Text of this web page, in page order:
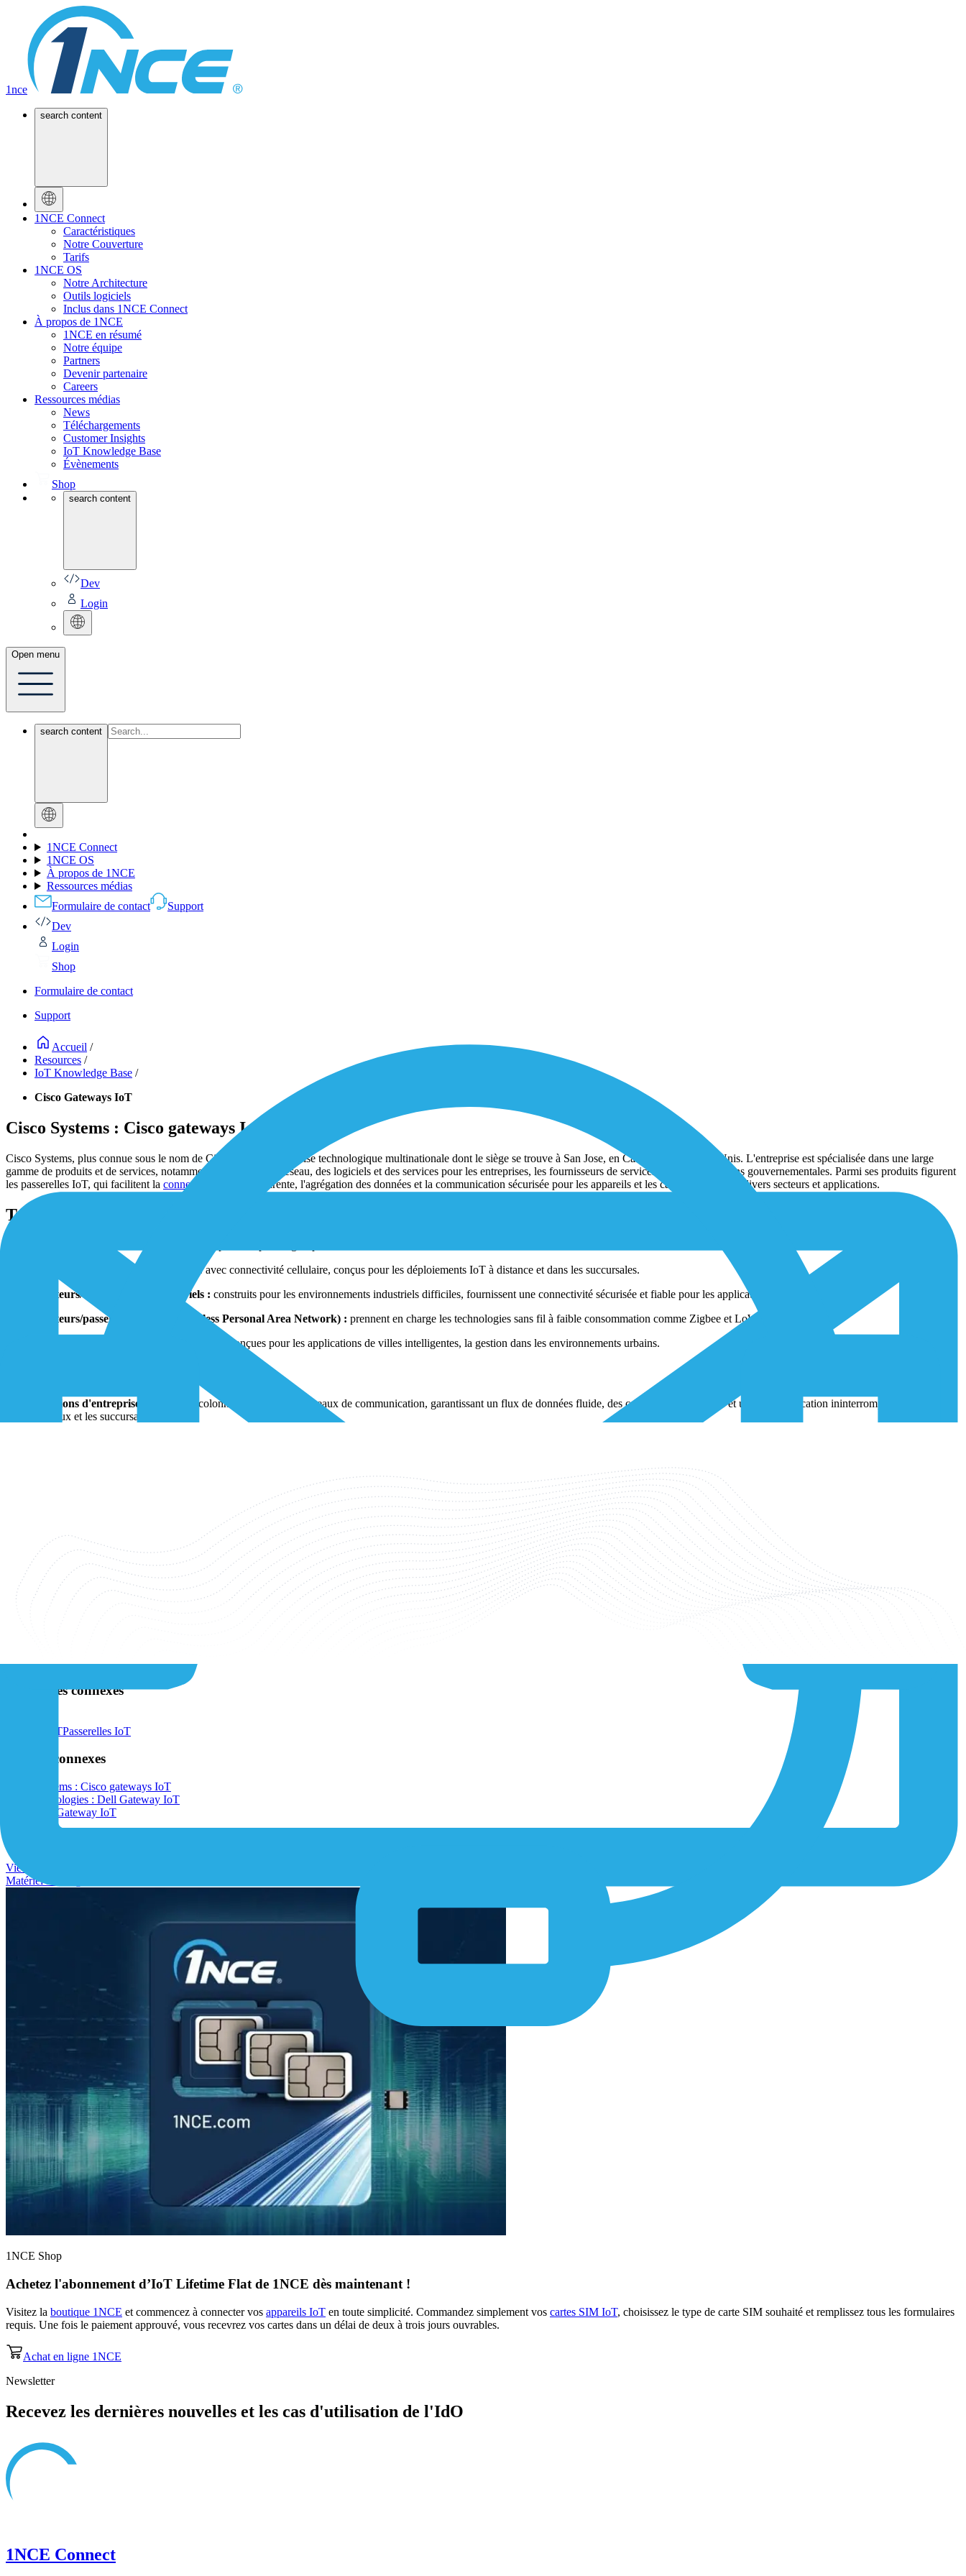
1nce
search content
1NCE Connect
Caractéristiques
Notre Couverture
Tarifs
1NCE OS
Notre Architecture
Outils logiciels
Inclus dans 1NCE Connect
À propos de 1NCE
1NCE en résumé
Notre équipe
Partners
Devenir partenaire
Careers
Ressources médias
News
Téléchargements
Customer Insights
IoT Knowledge Base
Évènements
Shop
search content
Dev
Login
Open menu
search content
1NCE Connect
1NCE OS
À propos de 1NCE
Ressources médias
Formulaire de contact
Support
Dev
Login
Shop
Formulaire de contact
Support
Accueil /
Resources /
IoT Knowledge Base /
Cisco Gateways IoT
Cisco Systems : Cisco gateways IoT
Cisco Systems, plus connue sous le nom de Cisco, est une entreprise technologique multinationale dont le siège se trouve à San Jose, en Californie, aux États-Unis. L'entreprise est spécialisée dans une large
gamme de produits et de services, notamment du matériel de réseau, des logiciels et des services pour les entreprises, les fournisseurs de services et les organisations gouvernementales. Parmi ses produits figurent
les passerelles IoT, qui facilitent la connectivité IoT transparente, l'agrégation des données et la communication sécurisée pour les appareils et les capteurs IoT dans divers secteurs et applications.
Types de Cisco Gateways
Routeurs/gateways IoT compacts :avec connectivité cellulaire, conçus pour les déploiements IoT à distance et dans les succursales.
Routeurs/Gateways IoT industriels : construits pour les environnements industriels difficiles, fournissent une connectivité sécurisée et fiable pour les applications IoT industrielles.
Routeurs/passerelles WPAN (Wireless Personal Area Network) : prennent en charge les technologies sans fil à faible consommation comme Zigbee et LoWPAN.
conçues pour les applications de villes intelligentes, la gestion dans les environnements urbains.
Solutions d'entreprise :
servent de colonne vertébrale aux réseaux de communication, garantissant un flux de données fluide, des connexions sécurisées et une communication ininterrompue entre les
bureaux et les succursales.
permettre l'interconnexion de divers appareils IoT, des feux de circulation intelligents aux systèmes de gestion des déchets.
Les routeurs/passerelles industriels WPAN de la série Cisco 500 :conçus pour la connectivité des réseaux personnels sans fil (WPAN), qui incluent des technologies sans fil à faible consommation
comme Zigbee et LoWPAN.
Cisco Kinetic for Cities IoT Gateways :comprend des passerelles et des capteurs adaptés aux applications des villes intelligentes.
Pacifique et au-delà.
Catégories connexes
Matériel IoTPasserelles IoT
Articles connexes
Cisco Systems : Cisco gateways IoT
Dell Technologies : Dell Gateway IoT
NetComm Gateway IoT
View All ›
Matériel IoT
1NCE Shop
Achetez l'abonnement d’IoT Lifetime Flat de 1NCE dès maintenant !
Visitez la boutique 1NCE et commencez à connecter vos appareils IoT en toute simplicité. Commandez simplement vos cartes SIM IoT, choisissez le type de carte SIM souhaité et remplissez tous les formulaires
requis. Une fois le paiement approuvé, vous recevrez vos cartes dans un délai de deux à trois jours ouvrables.
Achat en ligne 1NCE
Newsletter
Recevez les dernières nouvelles et les cas d'utilisation de l'IdO
1NCE Connect